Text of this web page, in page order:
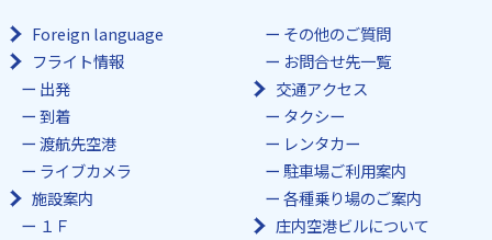
Foreign language
フライト情報
出発
到着
渡航先空港
ライブカメラ
施設案内
１Ｆ
その他のご質問
お問合せ先一覧
交通アクセス
タクシー
レンタカー
駐車場ご利用案内
各種乗り場のご案内
庄内空港ビルについて